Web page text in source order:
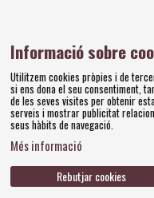
Figueres
Tel. 972 677 520 |
Sitemap | Avís Legal
Contacteu | Bases concursos
Informació sobre
Utilitzem cookies pròpies i de
si ens dona el seu consentiment,
de les seves visites per obtenir
serveis i mostrar publicitat
seus hàbits de navegació.
Més informació
Rebutjar cookies